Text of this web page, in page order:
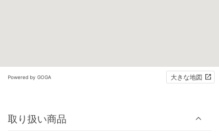
Powered by GOGA 大きな地図
取り扱い商品